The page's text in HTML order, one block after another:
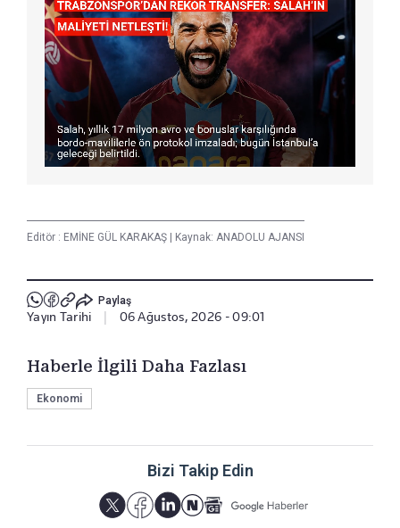
Editör : EMİNE GÜL KARAKAŞ | Kaynak: ANADOLU AJANSI
Paylaş
Yayın Tarihi 06 Ağustos, 2026 - 09:01
Haberle İlgili Daha Fazlası
Ekonomi
Bizi Takip Edin